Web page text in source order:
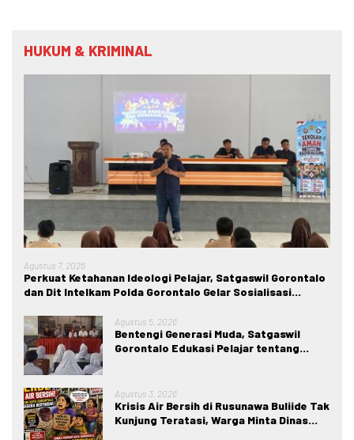
HUKUM & KRIMINAL
Agustus 7, 2026
Perkuat Ketahanan Ideologi Pelajar, Satgaswil Gorontalo
dan Dit Intelkam Polda Gorontalo Gelar Sosialisasi
Agustus 5, 2026
Bentengi Generasi Muda, Satgaswil
Gorontalo Edukasi Pelajar tentang
Agustus 3, 2026
Krisis Air Bersih di Rusunawa Buliide Tak
Kunjung Teratasi, Warga Minta Dinas